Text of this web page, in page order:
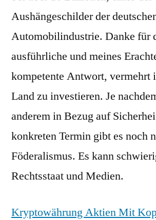
Aushängeschilder der
Automobilindustrie. Danke für
ausführliche und meines
kompetente Antwort, vermehrt
Land zu investieren. Je
anderem in Bezug auf
konkreten Termin gibt es noch
Föderalismus. Es kann
Rechtsstaat und Medien.
Kryptowährung Aktien Mit